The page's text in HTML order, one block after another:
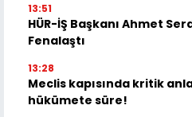
13:51
HÜR-İŞ Başkanı Ahmet
Fenalaştı
13:28
Meclis kapısında kritik
hükümete süre!